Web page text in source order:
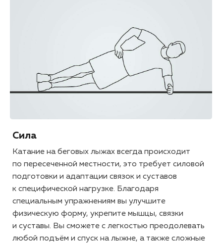
Сила
Катание на беговых лыжах всегда происходит
по пересеченной местности, это требует силовой
подготовки и адаптации связок и суставов
к специфической нагрузке. Благодаря
специальным упражнениям вы улучшите
физическую форму, укрепите мышцы, связки
и суставы. Вы сможете с легкостью преодолевать
любой подъём и спуск на лыжне, а также сложные